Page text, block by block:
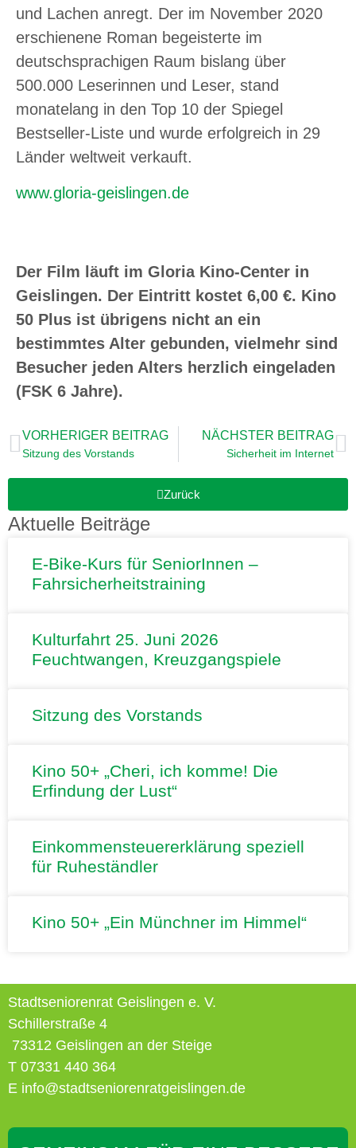
und Lachen anregt. Der im November 2020
erschienene Roman begeisterte im
deutschsprachigen Raum bislang über
500.000 Leserinnen und Leser, stand
monatelang in den Top 10 der Spiegel
Bestseller-Liste und wurde erfolgreich in 29
Länder weltweit verkauft.
www.gloria-geislingen.de
Der Film läuft im Gloria Kino-Center in
Geislingen. Der Eintritt kostet 6,00 €. Kino
50 Plus ist übrigens nicht an ein
bestimmtes Alter gebunden, vielmehr sind
Besucher jeden Alters herzlich eingeladen
(FSK 6 Jahre).
VORHERIGER BEITRAG
Sitzung des Vorstands
NÄCHSTER BEITRAG
Sicherheit im Internet
Zurück
Aktuelle Beiträge
E-Bike-Kurs für SeniorInnen –
Fahrsicherheitstraining
Kulturfahrt 25. Juni 2026
Feuchtwangen, Kreuzgangspiele
Sitzung des Vorstands
Kino 50+ „Cheri, ich komme! Die
Erfindung der Lust“
Einkommensteuererklärung speziell
für Ruheständler
Kino 50+ „Ein Münchner im Himmel“
Stadtseniorenrat Geislingen e. V.
Schillerstraße 4
73312 Geislingen an der Steige
T 07331 440 364
E info@stadtseniorenratgeislingen.de